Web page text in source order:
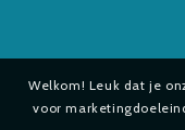
Welkom! Leuk dat je
voor